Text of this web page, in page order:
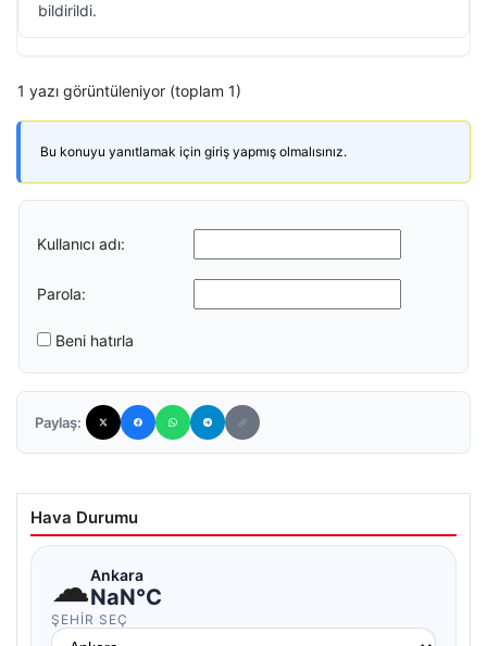
bildirildi.
1 yazı görüntüleniyor (toplam 1)
Bu konuyu yanıtlamak için giriş yapmış olmalısınız.
Kullanıcı adı:
Parola:
Beni hatırla
Paylaş:
Hava Durumu
☁Ankara
NaN°C
ŞEHIR SEÇ